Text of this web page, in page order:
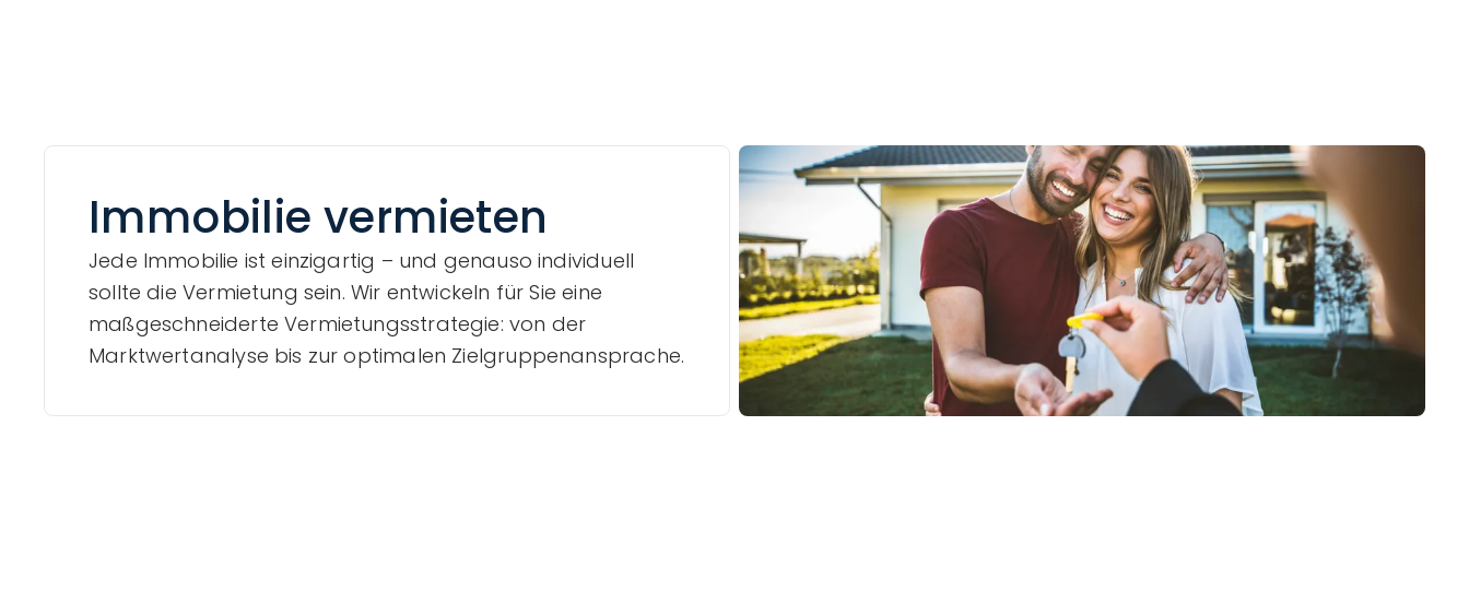
Immobilie vermieten
Jede Immobilie ist einzigartig – und genauso individuell
sollte die Vermietung sein. Wir entwickeln für Sie eine
maßgeschneiderte Vermietungsstrategie: von der
Marktwertanalyse bis zur optimalen Zielgruppenansprache.